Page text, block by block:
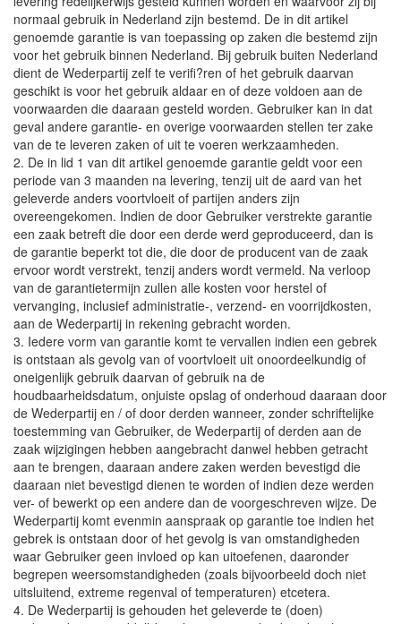
normaal gebruik in Nederland zijn bestemd. De in dit artikel
genoemde garantie is van toepassing op zaken die bestemd zijn
voor het gebruik binnen Nederland. Bij gebruik buiten Nederland
dient de Wederpartij zelf te verifi?ren of het gebruik daarvan
geschikt is voor het gebruik aldaar en of deze voldoen aan de
voorwaarden die daaraan gesteld worden. Gebruiker kan in dat
geval andere garantie- en overige voorwaarden stellen ter zake
van de te leveren zaken of uit te voeren werkzaamheden.
2. De in lid 1 van dit artikel genoemde garantie geldt voor een
periode van 3 maanden na levering, tenzij uit de aard van het
geleverde anders voortvloeit of partijen anders zijn
overeengekomen. Indien de door Gebruiker verstrekte garantie
een zaak betreft die door een derde werd geproduceerd, dan is
de garantie beperkt tot die, die door de producent van de zaak
ervoor wordt verstrekt, tenzij anders wordt vermeld. Na verloop
van de garantietermijn zullen alle kosten voor herstel of
vervanging, inclusief administratie-, verzend- en voorrijdkosten,
aan de Wederpartij in rekening gebracht worden.
3. Iedere vorm van garantie komt te vervallen indien een gebrek
is ontstaan als gevolg van of voortvloeit uit onoordeelkundig of
oneigenlijk gebruik daarvan of gebruik na de
houdbaarheidsdatum, onjuiste opslag of onderhoud daaraan door
de Wederpartij en / of door derden wanneer, zonder schriftelijke
toestemming van Gebruiker, de Wederpartij of derden aan de
zaak wijzigingen hebben aangebracht danwel hebben getracht
aan te brengen, daaraan andere zaken werden bevestigd die
daaraan niet bevestigd dienen te worden of indien deze werden
ver- of bewerkt op een andere dan de voorgeschreven wijze. De
Wederpartij komt evenmin aanspraak op garantie toe indien het
gebrek is ontstaan door of het gevolg is van omstandigheden
waar Gebruiker geen invloed op kan uitoefenen, daaronder
begrepen weersomstandigheden (zoals bijvoorbeeld doch niet
uitsluitend, extreme regenval of temperaturen) etcetera.
4. De Wederpartij is gehouden het geleverde te (doen)